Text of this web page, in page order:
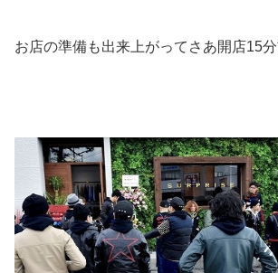
お店の準備も出来上がってさあ開店15分